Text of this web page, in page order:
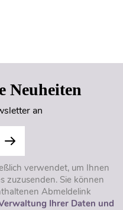
Neuheiten
an
verwendet, um Ihnen
zuzusenden. Sie können
Abmeldelink
Ihrer Daten und